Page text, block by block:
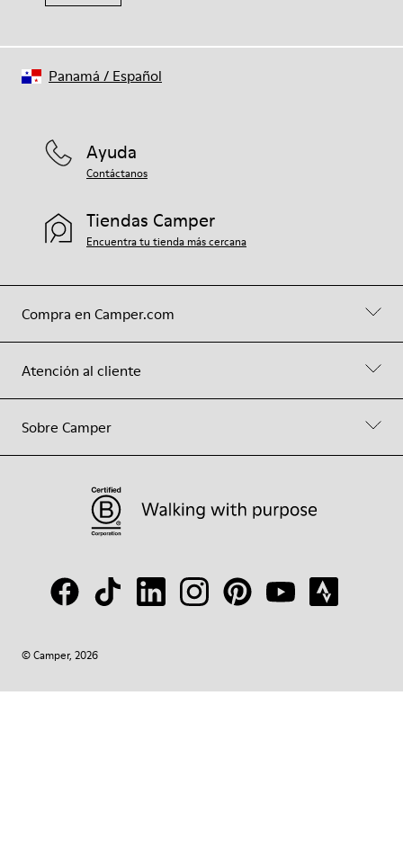
Compra en Camper.com
Atención al cliente
Sobre Camper
Ayuda
Contáctanos
Tiendas Camper
Encuentra tu tienda más cercana
© Camper, 2026
Panamá / Español